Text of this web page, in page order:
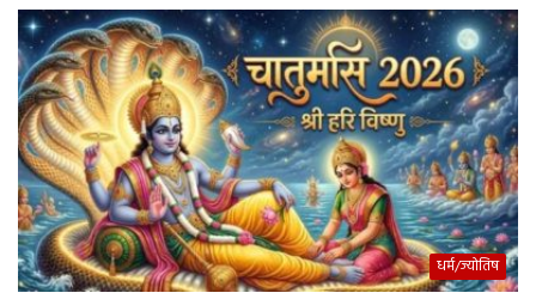
धर्म/ज्योतिष